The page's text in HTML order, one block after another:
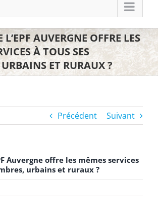
L’EPF AUVERGNE OFFRE LES
À TOUS SES
ET RURAUX ?
Précédent Suivant
Auvergne offre les mêmes services
urbains et ruraux ?